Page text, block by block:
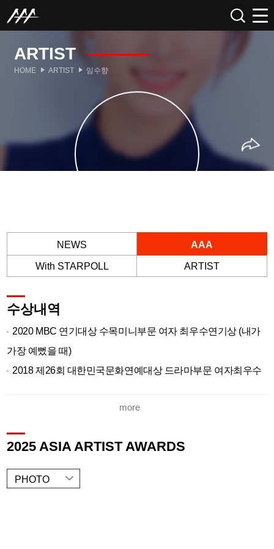
ARTIST
HOME ARTIST 임수향
NEWS AAA
With STARPOLL ARTIST
수상내역
2020 MBC 연기대상 수목미니부문 여자 최우수연기상 (내가
가장 예뻤을 때)
2018 제26회 대한민국문화연예대상 드라마부문 여자최우수
2018 제23회 소비자의 날 시청자가 뽑은 올해의 배우
more
2025 ASIA ARTIST AWARDS
PHOTO